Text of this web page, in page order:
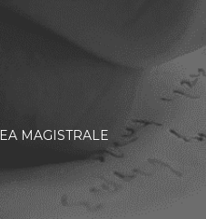
MAGISTRALE